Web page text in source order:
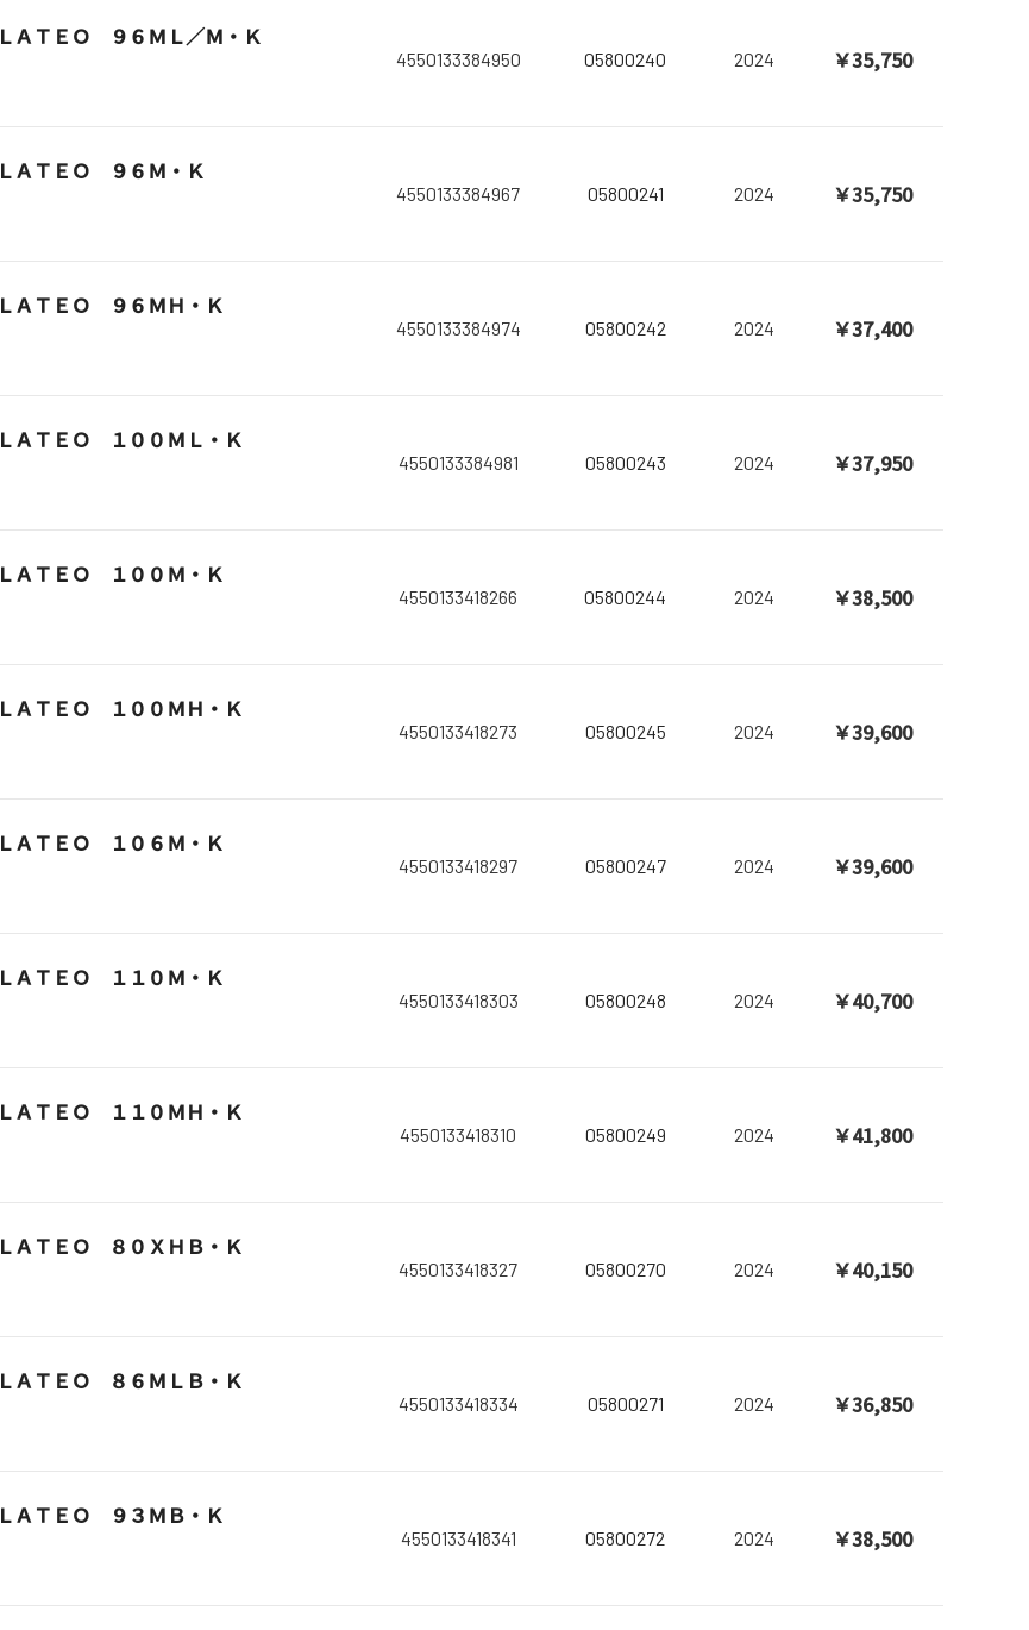
ＬＡＴＥＯ ９６ＭＬ／Ｍ・Ｋ
4550133384950 05800240 2024 ￥35,750
ＬＡＴＥＯ ９６Ｍ・Ｋ
4550133384967 05800241 2024 ￥35,750
ＬＡＴＥＯ ９６ＭＨ・Ｋ
4550133384974 05800242 2024 ￥37,400
ＬＡＴＥＯ １００ＭＬ・Ｋ
4550133384981 05800243 2024 ￥37,950
ＬＡＴＥＯ １００Ｍ・Ｋ
4550133418266 05800244 2024 ￥38,500
ＬＡＴＥＯ １００ＭＨ・Ｋ
4550133418273 05800245 2024 ￥39,600
ＬＡＴＥＯ １０６Ｍ・Ｋ
4550133418297 05800247 2024 ￥39,600
ＬＡＴＥＯ １１０Ｍ・Ｋ
4550133418303 05800248 2024 ￥40,700
ＬＡＴＥＯ １１０ＭＨ・Ｋ
4550133418310 05800249 2024 ￥41,800
ＬＡＴＥＯ ８０ＸＨＢ・Ｋ
4550133418327 05800270 2024 ￥40,150
ＬＡＴＥＯ ８６ＭＬＢ・Ｋ
4550133418334 05800271 2024 ￥36,850
ＬＡＴＥＯ ９３ＭＢ・Ｋ
4550133418341 05800272 2024 ￥38,500